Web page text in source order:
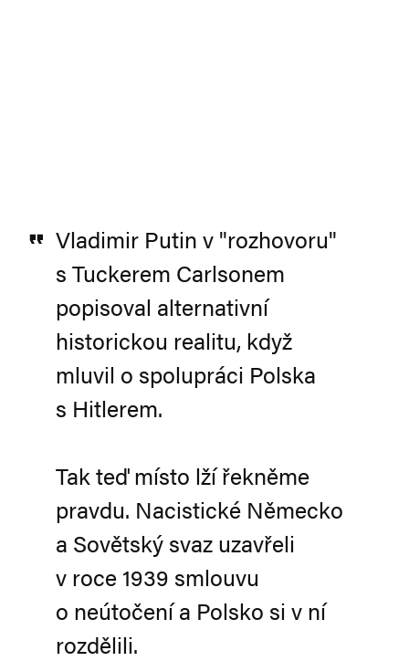
Vladimir Putin v "rozhovoru"
s Tuckerem Carlsonem
popisoval alternativní
historickou realitu, když
mluvil o spolupráci Polska
s Hitlerem.
Tak teď místo lží řekněme
pravdu. Nacistické Německo
a Sovětský svaz uzavřeli
v roce 1939 smlouvu
o neútočení a Polsko si v ní
rozdělili.